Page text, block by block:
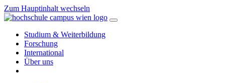
Zum Hauptinhalt wechseln
Studium & Weiterbildung
Forschung
International
Über uns